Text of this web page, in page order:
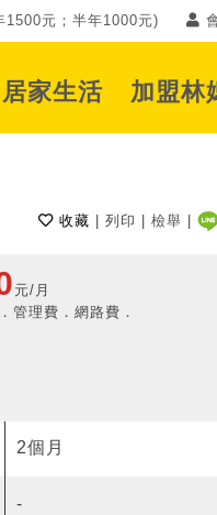
1500元；半年1000元)
居家生活 加盟林
收藏 | 列印 | 檢舉 |
元/月
管理費．網路費．
2個月
-